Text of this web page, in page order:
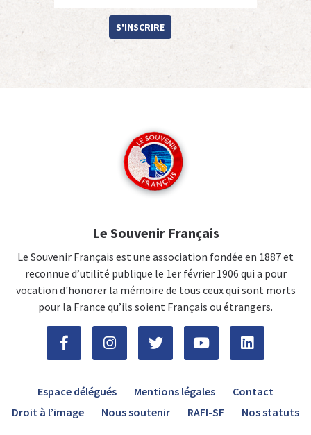
S'INSCRIRE
Le Souvenir Français
Le Souvenir Français est une association fondée en 1887 et
reconnue d’utilité publique le 1er février 1906 qui a pour
vocation d'honorer la mémoire de tous ceux qui sont morts
pour la France qu’ils soient Français ou étrangers.
Espace délégués Mentions légales
Contact
Droit à l’image
Nous soutenir RAFI-SF Nos statuts